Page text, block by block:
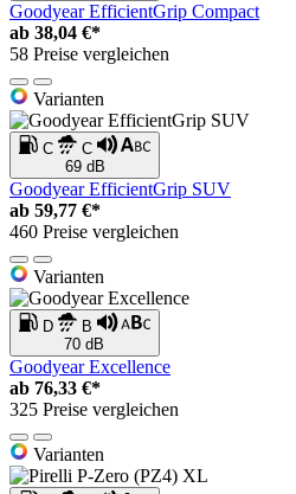
Goodyear EfficientGrip Compact
ab 38,04 €*
58 Preise vergleichen
Varianten
C
C
69 dB
Goodyear EfficientGrip SUV
ab 59,77 €*
460 Preise vergleichen
Varianten
D
B
70 dB
Goodyear Excellence
ab 76,33 €*
325 Preise vergleichen
Varianten